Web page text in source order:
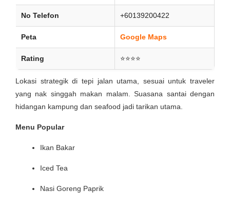
No Telefon +60139200422
Peta Google Maps
Rating ⭐⭐⭐⭐
Lokasi strategik di tepi jalan utama, sesuai untuk traveler
yang nak singgah makan malam. Suasana santai dengan
hidangan kampung dan seafood jadi tarikan utama.
Menu Popular
Ikan Bakar
Iced Tea
Nasi Goreng Paprik